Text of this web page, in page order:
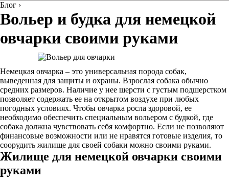
Блог ›
Вольер и будка для немецкой
овчарки своими руками
Немецкая овчарка – это универсальная порода собак,
выведенная для защиты и охраны. Взрослая собака обычно
средних размеров. Наличие у нее шерсти с густым подшерстком
позволяет содержать ее на открытом воздухе при любых
погодных условиях. Чтобы овчарка росла здоровой, ее
необходимо обеспечить специальным вольером с будкой, где
собака должна чувствовать себя комфортно. Если не позволяют
финансовые возможности или не нравятся готовые изделия, то
соорудить жилище для своей собаки можно своими руками.
Жилище для немецкой овчарки своими
руками